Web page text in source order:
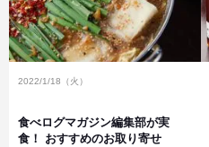
2022/1/18（火）
食べログマガジン編集部が実
食！ おすすめのお取り寄せ